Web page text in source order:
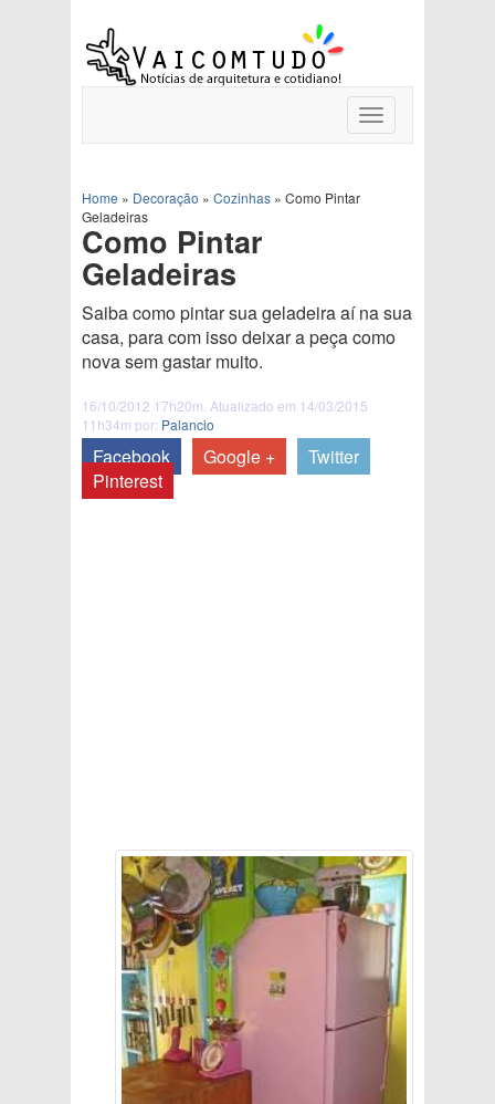
Toggle
navigation
Home » Decoração » Cozinhas » Como Pintar
Geladeiras
Como Pintar
Geladeiras
Saiba como pintar sua geladeira aí na sua
casa, para com isso deixar a peça como
nova sem gastar muito.
16/10/2012 17h20m. Atualizado em 14/03/2015
11h34m por: Palancio
Facebook Google +
Twitter
Pinterest